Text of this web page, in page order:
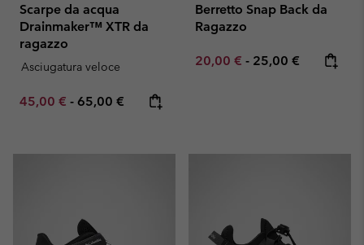
Scarpe da acqua
Drainmaker™ XTR da
ragazzo
Asciugatura veloce
Minimum sale price:
45,00 € - Maximum price:
65,00 €
Berretto Snap Back da
Ragazzo
Minimum sale price:
20,00 € - Maximum price:
25,00 €